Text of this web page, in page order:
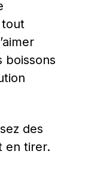
tout
boissons
des
en tirer.